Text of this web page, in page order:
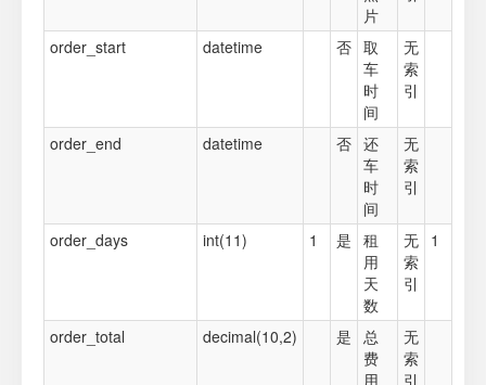
片
order_start datetime 否 取
车
时
间
无
索
引
order_end datetime 否 还
车
时
间
无
索
引
order_days int(11) 1 是 租
用
天
数
无
索
引
1
order_total decimal(10,2) 是 总
费
用
无
索
引